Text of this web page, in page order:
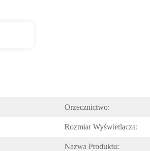
Orzecznictwo:
Rozmiar Wyświetlacza:
Nazwa Produktu: